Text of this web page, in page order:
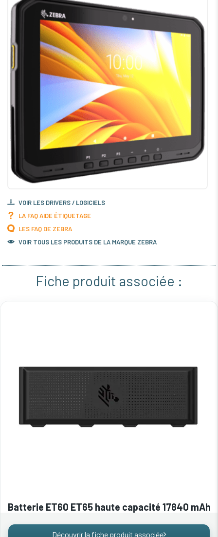
VOIR LES DRIVERS / LOGICIELS
LA FAQ AIDE ÉTIQUETAGE
LES FAQ DE ZEBRA
VOIR TOUS LES PRODUITS DE LA MARQUE ZEBRA
Fiche produit associée :
Batterie ET60 ET65 haute capacité 17840 mAh
Découvrir la fiche produit associée